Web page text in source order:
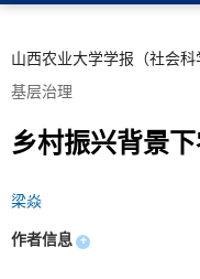
山西农业大学学报（社会科
基层治理
乡村振兴背景
梁焱
作者信息 +